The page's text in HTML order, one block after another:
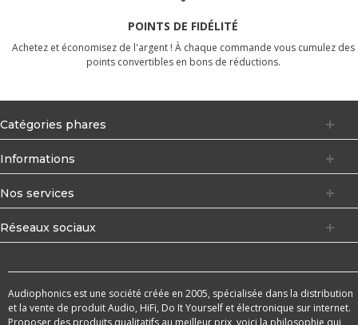
POINTS DE FIDÉLITÉ
Achetez et économisez de l'argent ! À chaque commande vous cumulez des
points convertibles en bons de réductions.
Catégories phares
Informations
Nos services
Réseaux sociaux
Audiophonics est une société créée en 2005, spécialisée dans la distribution
et la vente de produit Audio, HiFi, Do It Yourself et électronique sur internet.
Proposer des produits qualitatifs au meilleur prix, voici la philosophie qui